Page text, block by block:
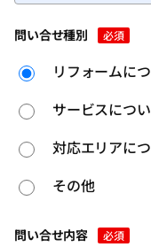
問い合せ種別 必須
リフォームに
サービスにつ
対応エリアに
その他
問い合せ内容
必須